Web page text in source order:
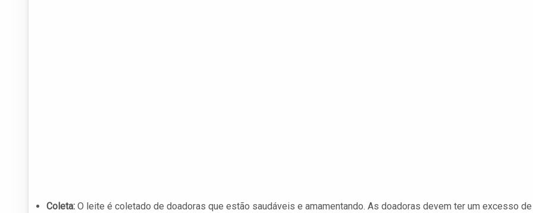
Coleta: O leite é coletado de doadoras que estão saudáveis e amamentando. As doadoras devem ter um excesso de